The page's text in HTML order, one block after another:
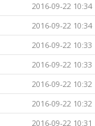
2016-09-22 10:34
2016-09-22 10:34
2016-09-22 10:33
2016-09-22 10:33
2016-09-22 10:32
2016-09-22 10:32
2016-09-22 10:31